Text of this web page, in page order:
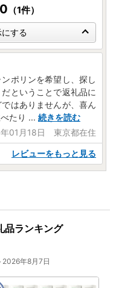
（1件）
する
ポリンを希望し、探し
ということで返礼品に
はありませんが、喜ん
たり ... 続きを読む
01月18日 東京都在住
レビューをもっと見る
品ランキング
2026年8月7日